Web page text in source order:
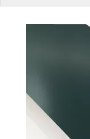
ПАРОЛЬДІ